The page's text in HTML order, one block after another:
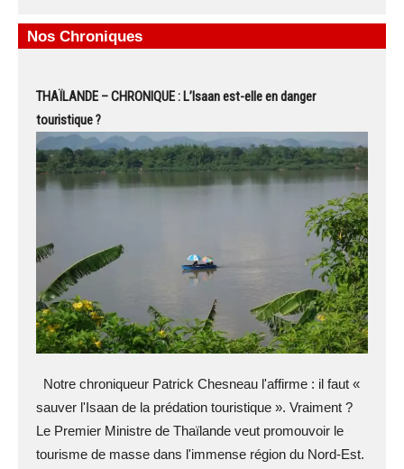
Nos Chroniques
THAÏLANDE – CHRONIQUE : L’Isaan est-elle en danger
touristique ?
Notre chroniqueur Patrick Chesneau l'affirme : il faut «
sauver l'Isaan de la prédation touristique ». Vraiment ?
Le Premier Ministre de Thaïlande veut promouvoir le
tourisme de masse dans l'immense région du Nord-Est.